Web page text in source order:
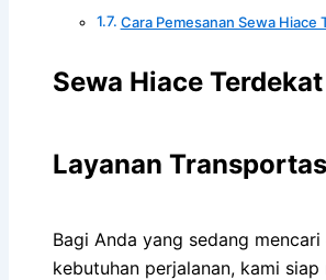
Cara Pemesanan Sewa Hiace
Sewa Hiace
Layanan
Bagi Anda yang sedang mencari
kebutuhan perjalanan, kami